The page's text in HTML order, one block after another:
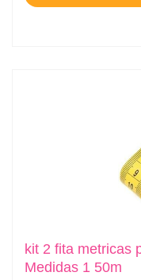
kit 2 fita metricas
Medidas 1 50m